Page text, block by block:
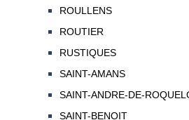
ROULLENS
ROUTIER
RUSTIQUES
SAINT-AMANS
SAINT-ANDRE-DE-
SAINT-BENOIT